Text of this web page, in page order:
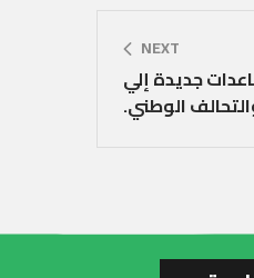
NEXT
جديدة إلي
الوطني.